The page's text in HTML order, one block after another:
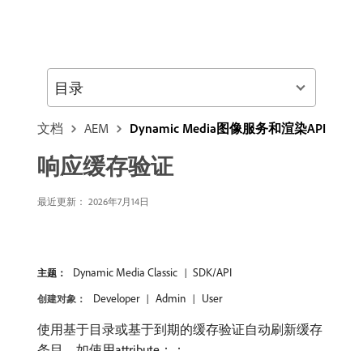
文档 AEM Dynamic Media图像服务和渲染API
响应缓存验证
最近更新： 2026年7月14日
主题： Dynamic Media Classic SDK/API
创建对象： Developer Admin User
使用基于目录或基于到期的缓存验证自动刷新缓存
目录